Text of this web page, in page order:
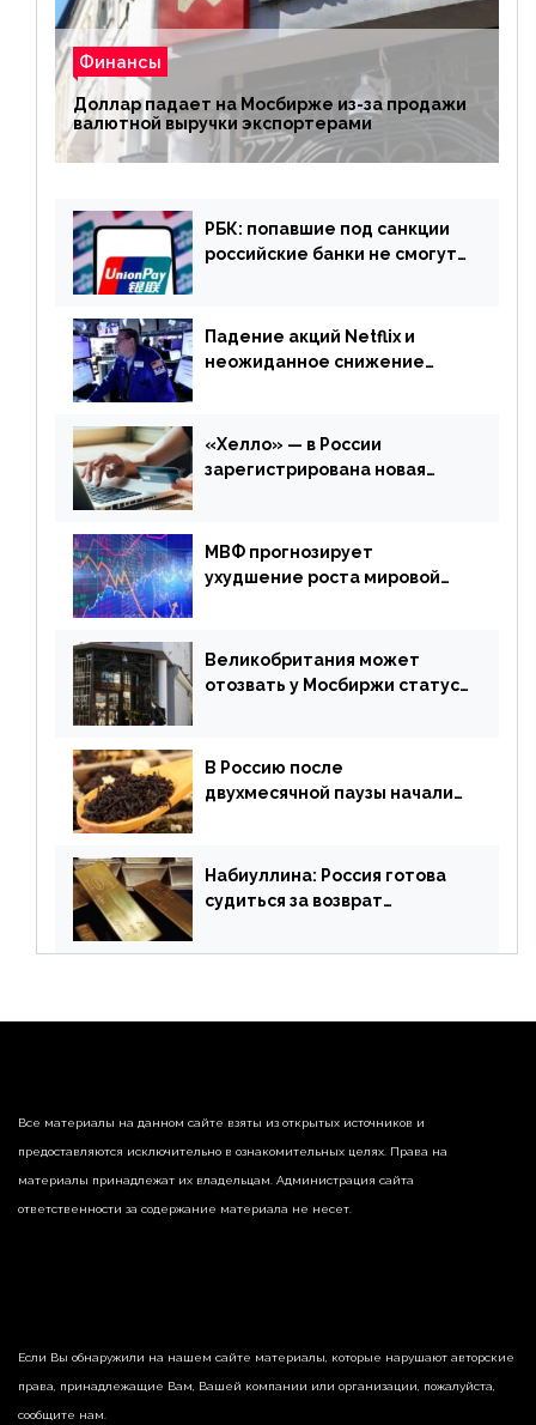
Финансы
Доллар падает на Мосбирже из-за продажи
валютной выручки экспортерами
РБК: попавшие под санкции
российские банки не смогут
Падение акций Netflix и
неожиданное снижение
апреля
«Хелло» — в России
зарегистрирована новая
МВФ прогнозирует
ухудшение роста мировой
апреля
Великобритания может
отозвать у Мосбиржи статус
В Россию после
двухмесячной паузы начали
Набиуллина: Россия готова
судиться за возврат
страны
Все материалы на данном сайте взяты из открытых источников и
предоставляются исключительно в ознакомительных целях. Права на
материалы принадлежат их владельцам. Администрация сайта
ответственности за содержание материала не несет.
Если Вы обнаружили на нашем сайте материалы, которые нарушают авторские
права, принадлежащие Вам, Вашей компании или организации, пожалуйста,
сообщите нам.